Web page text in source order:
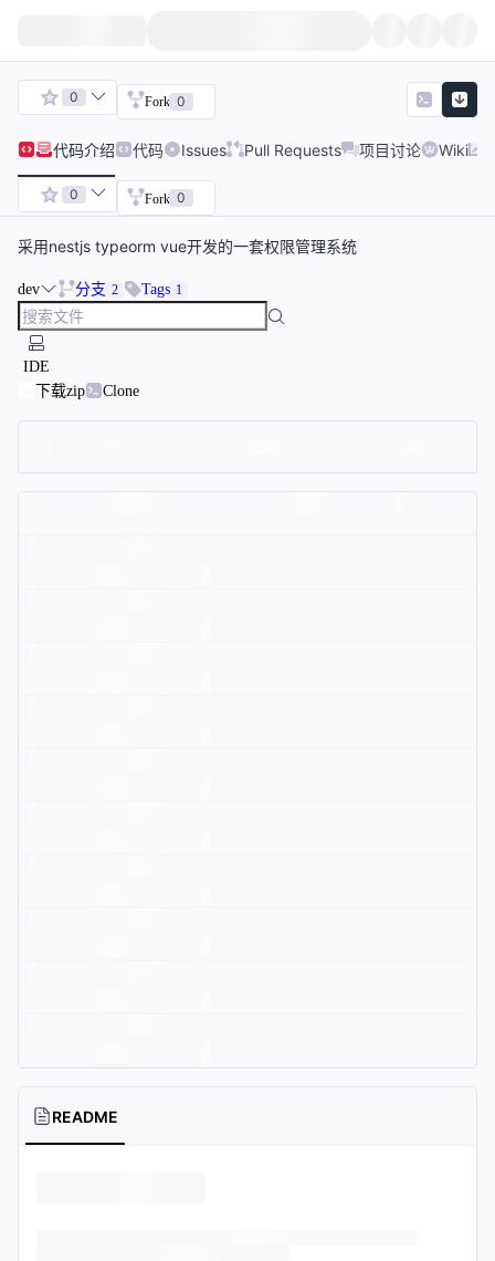
0 Fork 0
代码介绍 代码 Issues Pull Requests 项目讨论 Wiki
0 Fork 0
采用nestjs typeorm vue开发的一套权限管理系统
dev 分支 2 Tags 1
IDE
下载zip
Clone
README